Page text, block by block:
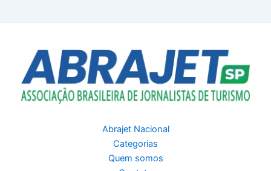
Abrajet Nacional
Categorias
Quem somos